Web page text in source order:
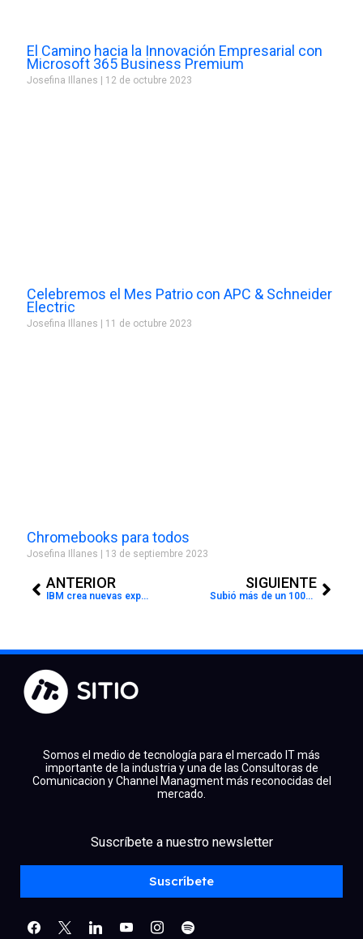
El Camino hacia la Innovación Empresarial con
Microsoft 365 Business Premium
Josefina Illanes 12 de octubre 2023
Celebremos el Mes Patrio con APC & Schneider
Electric
Josefina Illanes 11 de octubre 2023
Chromebooks para todos
Josefina Illanes 13 de septiembre 2023
ANTERIOR
IBM crea nuevas experiencias con IA y Nube Híbrida para el US Open
SIGUIENTE
Subió más de un 100% la facturación por el e-commerce
Somos el medio de tecnología para el mercado IT más
importante de la industria y una de las Consultoras de
Comunicacion y Channel Managment más reconocidas del
mercado.
Suscríbete a nuestro newsletter
Suscríbete
linkedinyoutubeinstagram
spotify